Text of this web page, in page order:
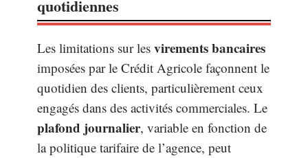
quotidiennes
Les limitations sur les virements bancaires
imposées par le Crédit Agricole façonnent le
quotidien des clients, particulièrement ceux
engagés dans des activités commerciales. Le
plafond journalier, variable en fonction de
la politique tarifaire de l’agence, peut